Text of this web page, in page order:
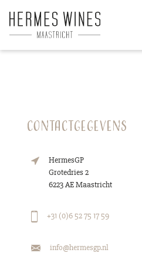
Contactgegevens
HermesGP
Grotedries 2
6223 AE Maastricht
+31 (0)6 52 75 17 59
info@hermesgp.nl